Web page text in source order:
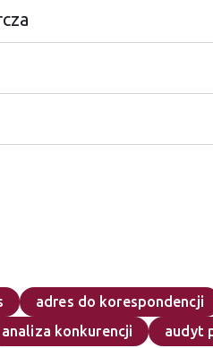
adres do korespondencji
analiza konkurencji audyt